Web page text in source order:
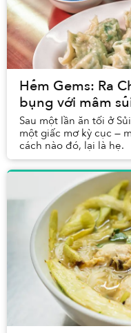
Hẻm Gems: Ra
bụng với mâm
Sau một lần ăn tối ở
một giấc mơ kỳ cục —
cách nào đó, lại là hẹ.